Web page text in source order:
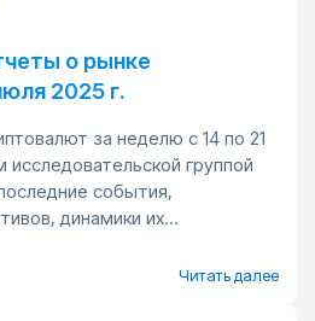
о рынке
2025 г.
за неделю с 14 по 21
группой
события,
динамики их...
Читать далее